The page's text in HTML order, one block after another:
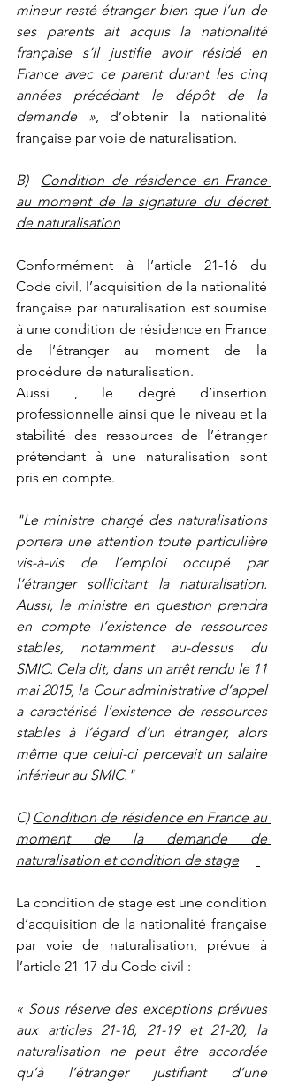
mineur resté étranger bien que l’un de
ses parents ait acquis la nationalité
française s’il justifie avoir résidé en
France avec ce parent durant les cinq
années précédant le dépôt de la
demande », d’obtenir la nationalité
française par voie de naturalisation.
B) Condition de résidence en France
au moment de la signature du décret
de naturalisation
Conformément à l’article 21-16 du
Code civil, l’acquisition de la nationalité
française par naturalisation est soumise
à une condition de résidence en France
de l’étranger au moment de la
procédure de naturalisation.
Aussi , le degré d’insertion
professionnelle ainsi que le niveau et la
stabilité des ressources de l’étranger
prétendant à une naturalisation sont
pris en compte.
"Le ministre chargé des naturalisations
portera une attention toute particulière
vis-à-vis de l’emploi occupé par
l’étranger sollicitant la naturalisation.
Aussi, le ministre en question prendra
en compte l’existence de ressources
stables, notamment au-dessus du
SMIC. Cela dit, dans un arrêt rendu le 11
mai 2015, la Cour administrative d’appel
a caractérisé l’existence de ressources
stables à l’égard d’un étranger, alors
même que celui-ci percevait un salaire
inférieur au SMIC."
C) Condition de résidence en France au
moment de la demande de
naturalisation et condition de stage
La condition de stage est une condition
d’acquisition de la nationalité française
par voie de naturalisation, prévue à
l’article 21-17 du Code civil :
« Sous réserve des exceptions prévues
aux articles 21-18, 21-19 et 21-20, la
naturalisation ne peut être accordée
qu’à l’étranger justifiant d’une